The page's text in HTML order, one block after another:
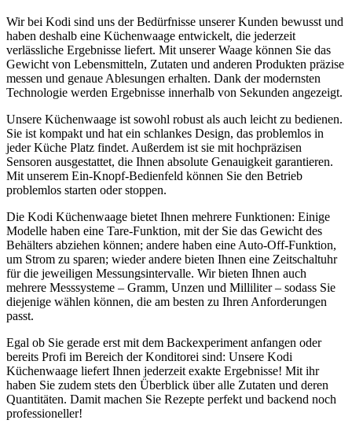
Wir bei Kodi sind uns der Bedürfnisse unserer Kunden bewusst und
haben deshalb eine Küchenwaage entwickelt, die jederzeit
verlässliche Ergebnisse liefert. Mit unserer Waage können Sie das
Gewicht von Lebensmitteln, Zutaten und anderen Produkten präzise
messen und genaue Ablesungen erhalten. Dank der modernsten
Technologie werden Ergebnisse innerhalb von Sekunden angezeigt.
Unsere Küchenwaage ist sowohl robust als auch leicht zu bedienen.
Sie ist kompakt und hat ein schlankes Design, das problemlos in
jeder Küche Platz findet. Außerdem ist sie mit hochpräzisen
Sensoren ausgestattet, die Ihnen absolute Genauigkeit garantieren.
Mit unserem Ein-Knopf-Bedienfeld können Sie den Betrieb
problemlos starten oder stoppen.
Die Kodi Küchenwaage bietet Ihnen mehrere Funktionen: Einige
Modelle haben eine Tare-Funktion, mit der Sie das Gewicht des
Behälters abziehen können; andere haben eine Auto-Off-Funktion,
um Strom zu sparen; wieder andere bieten Ihnen eine Zeitschaltuhr
für die jeweiligen Messungsintervalle. Wir bieten Ihnen auch
mehrere Messsysteme – Gramm, Unzen und Milliliter – sodass Sie
diejenige wählen können, die am besten zu Ihren Anforderungen
passt.
Egal ob Sie gerade erst mit dem Backexperiment anfangen oder
bereits Profi im Bereich der Konditorei sind: Unsere Kodi
Küchenwaage liefert Ihnen jederzeit exakte Ergebnisse! Mit ihr
haben Sie zudem stets den Überblick über alle Zutaten und deren
Quantitäten. Damit machen Sie Rezepte perfekt und backend noch
professioneller!